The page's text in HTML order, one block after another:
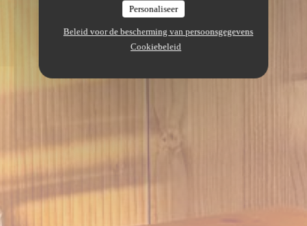
Personaliseer
Beleid voor de bescherming van persoonsgegevens
Cookiebeleid